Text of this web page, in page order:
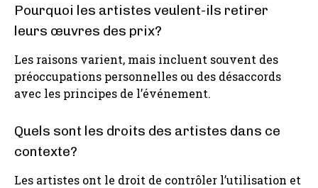
Pourquoi les artistes veulent-ils retirer
leurs œuvres des prix?
Les raisons varient, mais incluent souvent des
préoccupations personnelles ou des désaccords
avec les principes de l’événement.
Quels sont les droits des artistes dans ce
contexte?
Les artistes ont le droit de contrôler l’utilisation et